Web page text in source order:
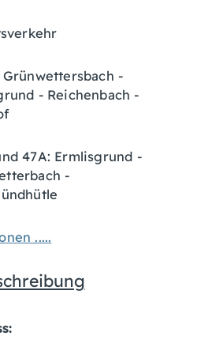
Grünwettersbach -
- Reichenbach -
47A: Ermlisgrund -
-
.....